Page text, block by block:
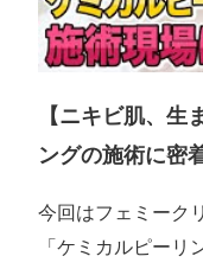
【ニキビ肌、生
ングの施術に密
今回はフェミーク
「ケミカルピー